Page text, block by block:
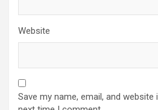
Website
Save my name, email, and